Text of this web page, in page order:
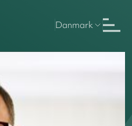
Danmark